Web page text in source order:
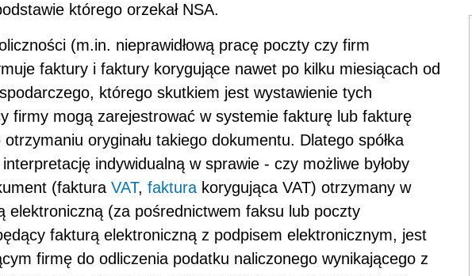
którego orzekał NSA.
(m.in. nieprawidłową pracę poczty czy firm
faktury i faktury korygujące nawet po kilku miesiącach od
którego skutkiem jest wystawienie tych
firmy mogą zarejestrować w systemie fakturę lub fakturę
otrzymaniu oryginału takiego dokumentu. Dlatego spółka
indywidualną w sprawie - czy możliwe byłoby
(faktura VAT, faktura korygująca VAT) otrzymany w
elektroniczną (za pośrednictwem faksu lub poczty
fakturą elektroniczną z podpisem elektronicznym, jest
firmę do odliczenia podatku naliczonego wynikającego z